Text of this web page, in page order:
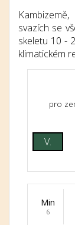
svazích se
skeletu 10 -
klimatickém
pro
V.
Min
6